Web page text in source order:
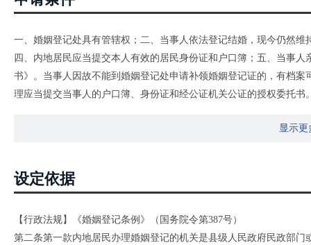
一、婚姻登记处具有管辖权；二、当事人依法登记结婚，现今仍然
四、内地居民应当提交本人有效的居民身份证和户口簿；五、当事
书》。当事人因故不能到婚姻登记处申请补领婚姻登记证的，有档
理应当提交当事人的户口簿、身份证和经公证机关公证的授权委托
婚登记档案查找不到的，当事人应当提供充分证据证明婚姻关系，
显示更
设定依据
【行政法规】《婚姻登记条例》（国务院令第387号）
第二条第一款内地居民办理婚姻登记的机关是县级人民政府民政部